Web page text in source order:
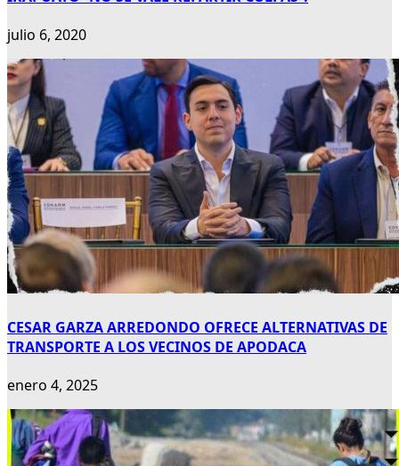
julio 6, 2020
CESAR GARZA ARREDONDO OFRECE ALTERNATIVAS DE
TRANSPORTE A LOS VECINOS DE APODACA
enero 4, 2025